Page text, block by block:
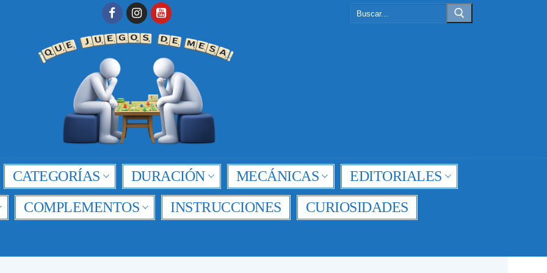
CATEGORÍAS DURACIÓN MECÁNICAS
EDITORIALES
COMPLEMENTOS INSTRUCCIONES
CURIOSIDADES